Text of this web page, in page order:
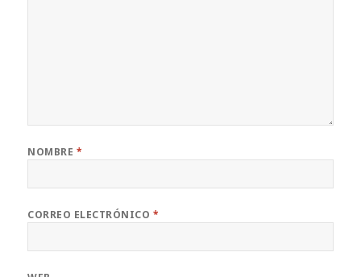
NOMBRE *
CORREO ELECTRÓNICO *